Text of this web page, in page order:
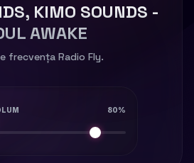
KIMO SOUNDS -
AWAKE
frecvența Radio Fly.
80%